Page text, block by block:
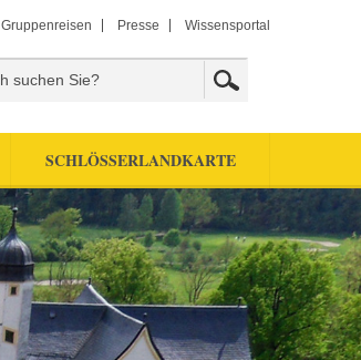
Gruppenreisen Presse Wissensportal
SCHLÖSSERLANDKARTE